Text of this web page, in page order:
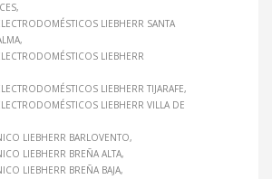
LIEBHERR SANTA
LIEBHERR
LIEBHERR TIJARAFE
LIEBHERR VILLA DE
LIEBHERR BARLOVENTO
LIEBHERR BREÑA ALTA
LIEBHERR BREÑA BAJA